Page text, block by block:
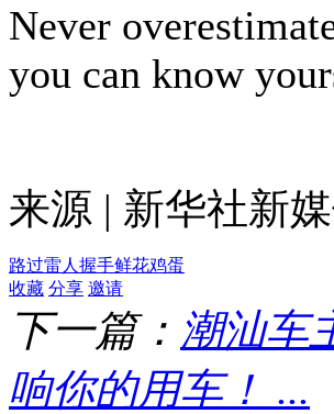
Never
you can know
来源 | 新华社新
路过雷人 握手鲜花鸡蛋
收藏 分享 邀请
下一篇： 潮汕车
响你的用车！ ...